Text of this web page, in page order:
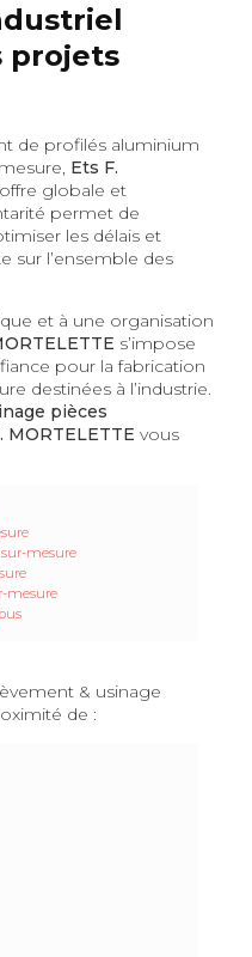
projets
de profilés aluminium
Ets F.
globale et
permet de
les délais et
sur l’ensemble des
et à une organisation
s’impose
pour la fabrication
destinées à l’industrie.
pièces
vous
mesure
mesure
& usinage
de :